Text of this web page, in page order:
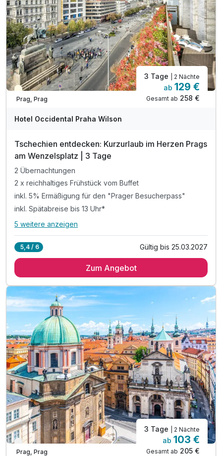
Teilweise ausgelastet
Prag, Prag
3 Tage | 2 Nächte
ab 129 €
Gesamt ab 258 €
Hotel Occidental Praha Wilson
Tschechien entdecken: Kurzurlaub im Herzen Prags
am Wenzelsplatz | 3 Tage
2 Übernachtungen
2 x reichhaltiges Frühstück vom Buffet
inkl. 5% Ermäßigung für den "Prager Besucherpass"
inkl. Spätabreise bis 13 Uhr*
Alle Inklusivleistungen
2 x reichhaltiges Frühstück vom Buffet
inkl. Spätabreise bis 13 Uhr*
1 x Welcome Drink**
inkl. 10% Preisnachlass an der Hotelbar
inkl. VIP Pflegeserie / Badezimmerartikel
inkl. WLAN Nutzung im Hotel
*nach Verfügbarkeit möglich
5 weitere anzeigen
5,4 / 6 Gültig bis 25.03.2027
Zum Angebot
Verfügbar bis Dezember
Prag, Prag
3 Tage | 2 Nächte
ab 103 €
Gesamt ab 205 €